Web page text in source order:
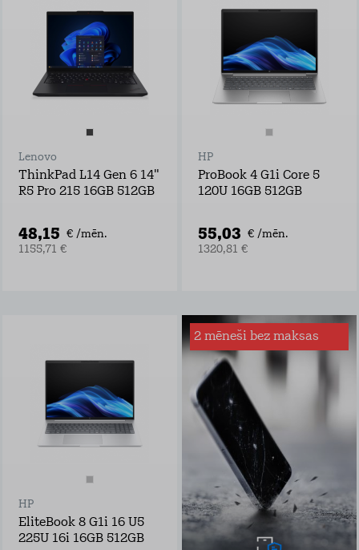
Lenovo
ThinkPad L14 Gen 6 14"
R5 Pro 215 16GB 512GB
48,15 € /mēn.
1155,71 €
HP
ProBook 4 G1i Core 5
120U 16GB 512GB
55,03 € /mēn.
1320,81 €
HP
EliteBook 8 G1i 16 U5
225U 16i 16GB 512GB
2 mēneši bez maksas
Apdrošināšana
ierīcei
Tele2 ierīču
apdrošināšana
garantē pilnu
zaudējumu atmaksu
šādos gadījumos:
ekrāna, korpusa
vai jebkādi citi
bojājumi
šķidruma nodarīti
bojājumi
zādzība vai